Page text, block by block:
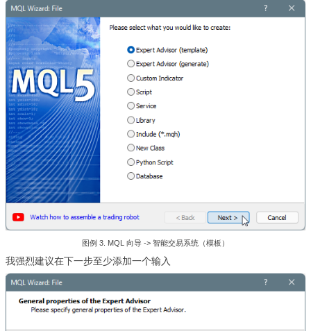
图例 3. MQL 向导 -> 智能交易系统（模板）
我强烈建议在下一步至少添加一个输入